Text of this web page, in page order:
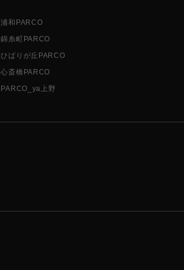
浦和PARCO
錦糸町PARCO
ひばりが丘PARCO
心斎橋PARCO
PARCO_ya上野